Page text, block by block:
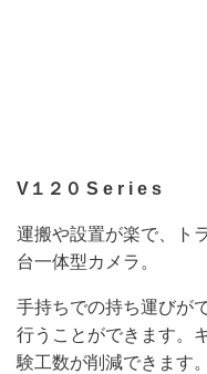
V１２０ S e r i e s
運搬や設置が楽で、ト
台一体型カメラ。
手持ちでの持ち運びが
行うことができます。
験工数が削減できます